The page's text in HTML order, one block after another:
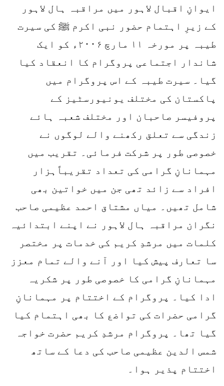
ایوانِ اقبال لاہور میں مراقبہ ہال لاہور
کے زیرِ اہتمام حضور نبی اکرم ﷺ کی سیرت
طیبہ پر مورخہ ۱۱ مارچ ۲۰۰۶ء کو ایک
شاندار اجتماعی پروگرام کا انعقاد کیا
گیا۔ سیرت طیبہ کے اس پروگرام میں
پاکستان کی مختلف یونیورسٹیز کے
پروفیسر صاحبان اور مختلف شعبہ ہائے
زندگی سے تعلق رکھنے والے لوگوں نے
خصوصی طور پر شرکت فرمائی۔ تقریب میں
مہمانانِ گرامی کی تعداد تقریباًہزار
افراد سے زائد تھی جن میں خواتین بھی
شامل تھیں۔ میاں مشتاق احمد عظیمی صاحب
نگران مراقبہ ہال لاہور نے اپنے ابتدائیہ
کلمات میں مرشدِ کریم کی خدمات پر مختصر
سا تعارف پیش کیا اور آنے والے تمام معزز
مہمانانِ گرامی کا خصوصی طور پر شکریہ
ادا کیا۔ پروگرام کے اختتام پر مہمانانِ
گرامی حضرات کی تواضع کا بھی اہتمام کیا
گیا تھا۔ پروگرام مرشدِ کریم حضرت خواجہ
شمس الدین عظیمی صاحب کی دعا کے ساتھ
اختتام پذیر ہوا۔